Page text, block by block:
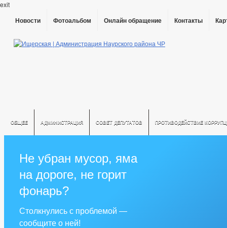
exit
Новости Фотоальбом Онлайн обращение Контакты
ОБЩЕЕ АДМИНИСТРАЦИЯ СОВЕТ ДЕПУТАТОВ ПРОТИВОДЕЙСТВИЕ
Не убран мусор, яма
на дороге, не горит
фонарь?
Столкнулись с проблемой —
сообщите о ней!